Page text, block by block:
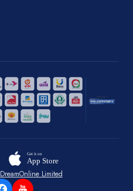
DreamOnline Limited